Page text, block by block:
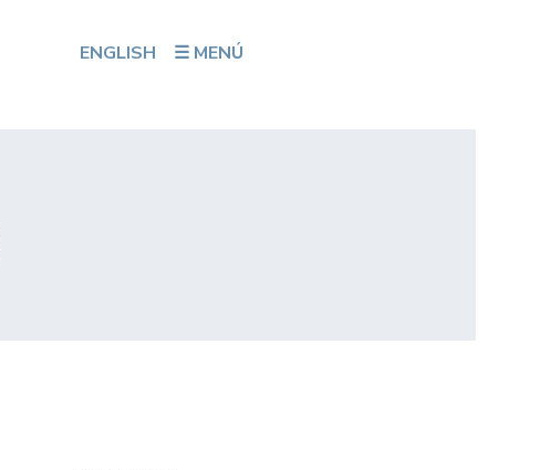
ENGLISH ☰ MENÚ